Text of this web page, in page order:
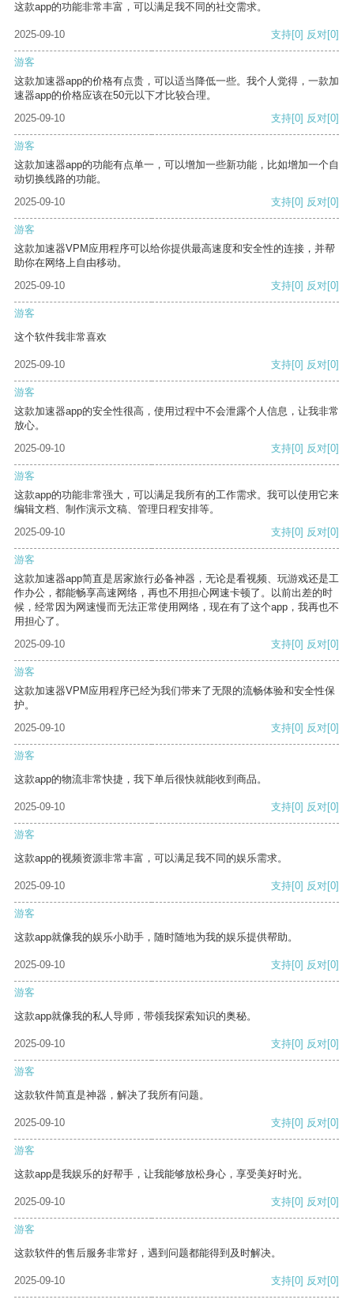
这款app的功能非常丰富，可以满足我不同的社交需求。
2025-09-10 支持[0] 反对[0]
游客
这款加速器app的价格有点贵，可以适当降低一些。我个人觉得，一款加
速器app的价格应该在50元以下才比较合理。
2025-09-10
支持[0] 反对[0]
游客
这款加速器app的功能有点单一，可以增加一些新功能，比如增加一个自
动切换线路的功能。
2025-09-10
支持[0] 反对[0]
游客
这款加速器VPM应用程序可以给你提供最高速度和安全性的连接，并帮
助你在网络上自由移动。
2025-09-10
支持[0] 反对[0]
游客
这个软件我非常喜欢
2025-09-10 支持[0] 反对[0]
游客
这款加速器app的安全性很高，使用过程中不会泄露个人信息，让我非常
放心。
2025-09-10
支持[0] 反对[0]
游客
这款app的功能非常强大，可以满足我所有的工作需求。我可以使用它来
编辑文档、制作演示文稿、管理日程安排等。
2025-09-10
支持[0] 反对[0]
游客
这款加速器app简直是居家旅行必备神器，无论是看视频、玩游戏还是工
作办公，都能畅享高速网络，再也不用担心网速卡顿了。以前出差的时
候，经常因为网速慢而无法正常使用网络，现在有了这个app，我再也不
用担心了。
2025-09-10
支持[0] 反对[0]
游客
这款加速器VPM应用程序已经为我们带来了无限的流畅体验和安全性保
护。
2025-09-10
支持[0] 反对[0]
游客
这款app的物流非常快捷，我下单后很快就能收到商品。
2025-09-10 支持[0] 反对[0]
游客
这款app的视频资源非常丰富，可以满足我不同的娱乐需求。
2025-09-10 支持[0] 反对[0]
游客
这款app就像我的娱乐小助手，随时随地为我的娱乐提供帮助。
2025-09-10 支持[0] 反对[0]
游客
这款app就像我的私人导师，带领我探索知识的奥秘。
2025-09-10 支持[0] 反对[0]
游客
这款软件简直是神器，解决了我所有问题。
2025-09-10 支持[0] 反对[0]
游客
这款app是我娱乐的好帮手，让我能够放松身心，享受美好时光。
2025-09-10 支持[0] 反对[0]
游客
这款软件的售后服务非常好，遇到问题都能得到及时解决。
2025-09-10 支持[0] 反对[0]